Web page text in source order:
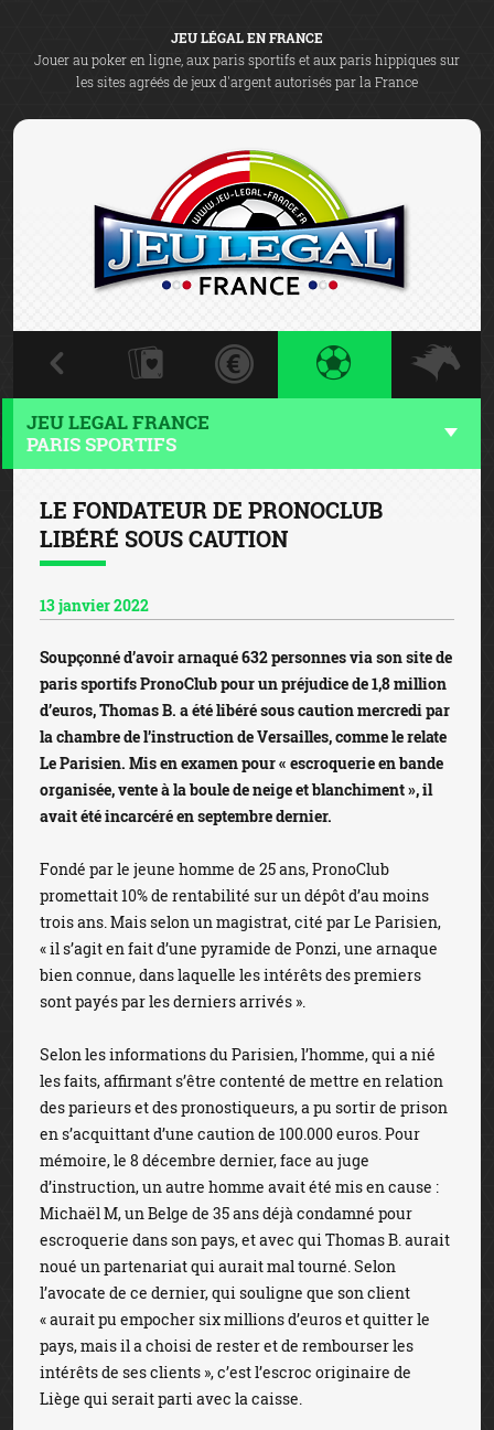
JEU LÉGAL EN FRANCE
Jouer au poker en ligne, aux paris sportifs et aux paris hippiques sur
les sites agréés de jeux d'argent autorisés par la France
JEU LEGAL FRANCE
PARIS SPORTIFS
LE FONDATEUR DE PRONOCLUB
LIBÉRÉ SOUS CAUTION
13 janvier 2022
Soupçonné d’avoir arnaqué 632 personnes via son site de
paris sportifs PronoClub pour un préjudice de 1,8 million
d’euros, Thomas B. a été libéré sous caution mercredi par
la chambre de l’instruction de Versailles, comme le relate
Le Parisien. Mis en examen pour « escroquerie en bande
organisée, vente à la boule de neige et blanchiment », il
avait été incarcéré en septembre dernier.
Fondé par le jeune homme de 25 ans, PronoClub
promettait 10% de rentabilité sur un dépôt d’au moins
trois ans. Mais selon un magistrat, cité par Le Parisien,
« il s’agit en fait d’une pyramide de Ponzi, une arnaque
bien connue, dans laquelle les intérêts des premiers
sont payés par les derniers arrivés ».
Selon les informations du Parisien, l’homme, qui a nié
les faits, affirmant s’être contenté de mettre en relation
des parieurs et des pronostiqueurs, a pu sortir de prison
en s’acquittant d’une caution de 100.000 euros. Pour
mémoire, le 8 décembre dernier, face au juge
d’instruction, un autre homme avait été mis en cause :
Michaël M, un Belge de 35 ans déjà condamné pour
escroquerie dans son pays, et avec qui Thomas B. aurait
noué un partenariat qui aurait mal tourné. Selon
l’avocate de ce dernier, qui souligne que son client
« aurait pu empocher six millions d’euros et quitter le
pays, mais il a choisi de rester et de rembourser les
intérêts de ses clients », c’est l’escroc originaire de
Liège qui serait parti avec la caisse.